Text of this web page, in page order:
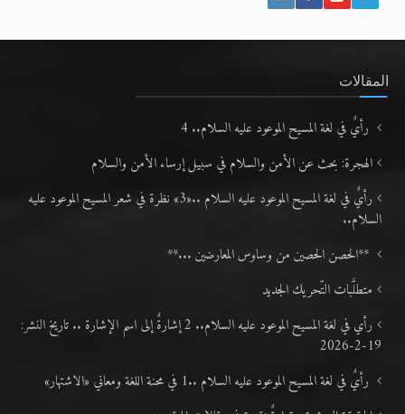
المقالات
رأيٌ في لغة المسيح الموعود عليه السلام.. 4
الهجرة: بحث عن الأمن والسلام في سبيل إرساء الأمن والسلام
رأيٌ في لغة المسيح الموعود عليه السلام ..«3» نظرة في شعر المسيح الموعود عليه
السلام..
**الحصن الحصين من وساوس المعارضين ...**
متطلَّبات التّحريك الجديد
رأي في لغة المسيح الموعود عليه السلام.. 2 إشارةٌ إلى اسم الإشارة .. تاريخ النشر:
19-2-2026
رأيٌ في لغة المسيح الموعود عليه السلام ..1 في محنة اللغة ومعاني «الاشتهار»